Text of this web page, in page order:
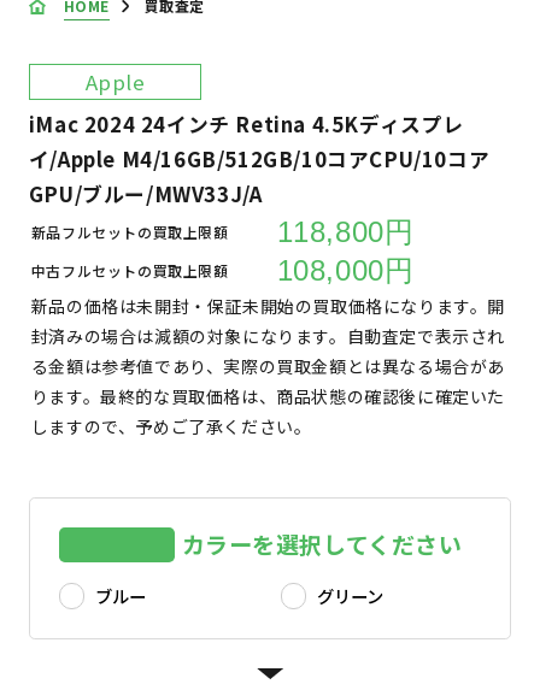
HOME 買取査定
Apple
iMac 2024 24インチ Retina 4.5Kディスプレ
イ/Apple M4/16GB/512GB/10コアCPU/10コア
GPU/ブルー/MWV33J/A
新品フルセットの買取上限額 118,800円
中古フルセットの買取上限額 108,000円
新品の価格は未開封・保証未開始の買取価格になります。開
封済みの場合は減額の対象になります。自動査定で表示され
る金額は参考値であり、実際の買取金額とは異なる場合があ
ります。最終的な買取価格は、商品状態の確認後に確定いた
しますので、予めご了承ください。
カラーを選択してください
ブルー グリーン